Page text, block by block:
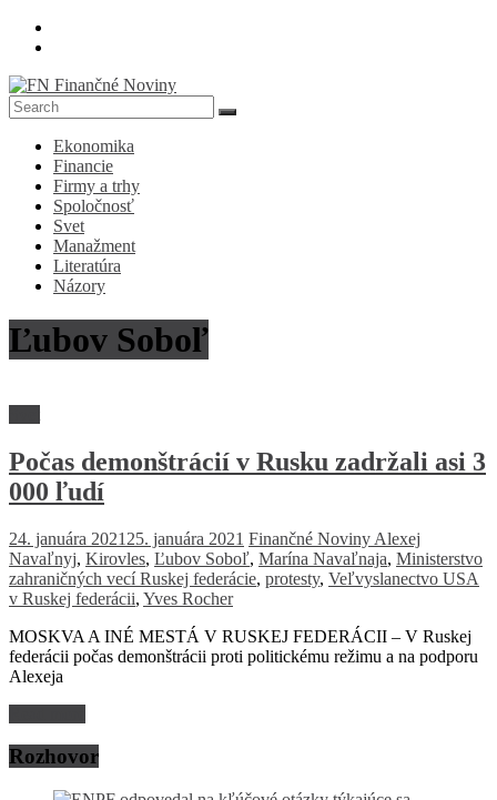
Skip
FN
Finančné
Noviny
Denník
ekonomike
spoločnosti
Ekonomika
Financie
Firmy a trhy
Spoločnosť
Svet
Manažment
Literatúra
Názory
Ľubov Soboľ
Počas demonštrácií v Rusku zadržali asi 3
000 ľudí
24. januára 2021 25. januára 2021 Finančné Noviny Alexej
Navaľnyj, Kirovles, Ľubov Soboľ, Marína Navaľnaja, Ministerstvo
zahraničných vecí Ruskej federácie, protesty, Veľvyslanectvo USA
v Ruskej federácii, Yves Rocher
MOSKVA A INÉ MESTÁ V RUSKEJ FEDERÁCII – V Ruskej
federácii počas demonštrácii proti politickému režimu a na podporu
Alexeja
Rozhovor